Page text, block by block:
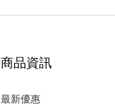
商品資訊
最新優惠